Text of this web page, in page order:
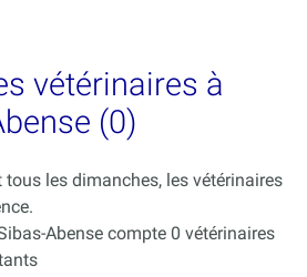
vétérinaires à
(0)
les dimanches, les vétérinaires
Abense compte 0 vétérinaires